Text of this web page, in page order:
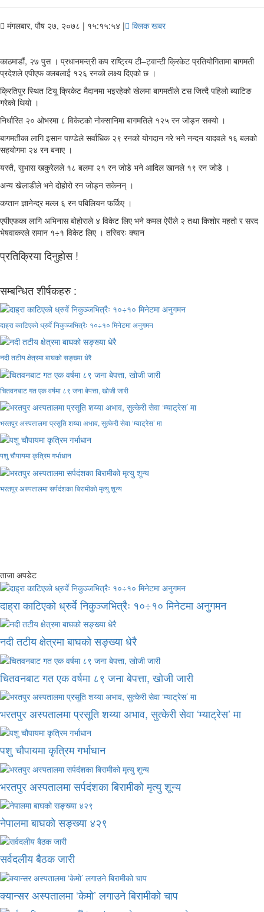
मंगलबार, पौष २७, २०७८ | १५:१५:५४ | क्लिक खबर
काठमाडौं, २७ पुस । प्रधानमन्त्री कप राष्ट्रिय टी–ट्वान्टी क्रिकेट प्रतियोगितामा बागमती
प्रदेशले एपीएफ क्लबलाई १२६ रनको लक्ष्य दिएको छ ।
क्रितिपुर स्थित टियू क्रिकेट मैदानमा भइरहेको खेलमा बागमतीले टस जित्दै पहिलो ब्याटिङ
गरेको थियो ।
निर्धारित २० ओभरमा ८ विकेटको नोक्सानिमा बागमतिले १२५ रन जोड्न सक्यो ।
बागमतीका लागि इसान पाण्डेले सर्वाधिक २९ रनको योगदान गरे भने नन्दन यादवले १६ बलको
सहयोगमा २४ रन बनाए ।
यस्तै, सुभास खकुरेलले १८ बलमा २१ रन जोडे भने आदिल खानले १९ रन जोडे ।
अन्य खेलाडीले भने दोहोरो रन जोड्न सकेनन् ।
कप्तान ज्ञानेन्द्र मल्ल ६ रन पबिलियन फर्किए ।
एपीएफका लागि अभिनास बोहोराले ४ विकेट लिए भने कमल ऐरीले २ तथा किशोर महतो र सरद
भेषवाकरले समान १÷१ विकेट लिए । तस्विरः क्यान
प्रतिक्रिया दिनुहोस !
सम्बन्धित शीर्षकहरु :
दाह्रा काटिएको ध्रुर्वे निकुञ्जभित्रैः १०÷१० मिनेटमा अनुगमन
नदी तटीय क्षेत्रमा बाघको सङ्ख्या धेरै
चितवनबाट गत एक वर्षमा ८९ जना बेपत्ता, खोजी जारी
भरतपुर अस्पतालमा प्रसूति शय्या अभाव, सुत्केरी सेवा ‘म्याट्रेस’ मा
पशु चौपायमा कृत्रिम गर्भाधान
भरतपुर अस्पतालमा सर्पदंशका बिरामीको मृत्यु शून्य
ताजा अपडेट
दाह्रा काटिएको ध्रुर्वे निकुञ्जभित्रैः १०÷१० मिनेटमा अनुगमन
नदी तटीय क्षेत्रमा बाघको सङ्ख्या धेरै
चितवनबाट गत एक वर्षमा ८९ जना बेपत्ता, खोजी जारी
भरतपुर अस्पतालमा प्रसूति शय्या अभाव, सुत्केरी सेवा ‘म्याट्रेस’ मा
पशु चौपायमा कृत्रिम गर्भाधान
भरतपुर अस्पतालमा सर्पदंशका बिरामीको मृत्यु शून्य
नेपालमा बाघको सङ्ख्या ४२९
सर्वदलीय बैठक जारी
क्यान्सर अस्पतालमा ‘केमो’ लगाउने बिरामीको चाप